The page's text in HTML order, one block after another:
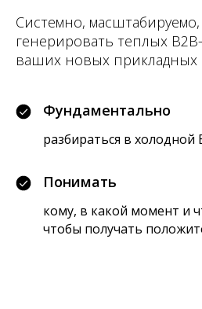
Системно,
генерировать теплых
ваших новых прикладных
Фундаментально
разбираться в
Понимать
кому, в какой момент и
чтобы получать